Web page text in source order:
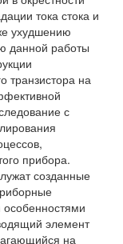
тока стока и
ухудшению
данной работы
транзистора на
с
прибора.
созданные
особенностями
элемент
на